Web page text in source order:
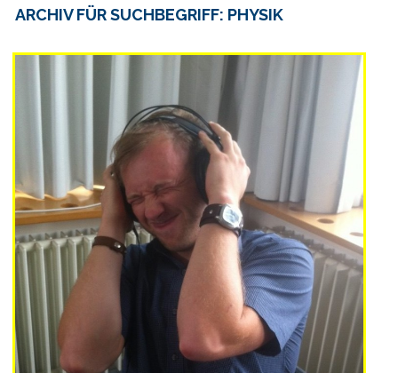
ARCHIV FÜR SUCHBEGRIFF: PHYSIK